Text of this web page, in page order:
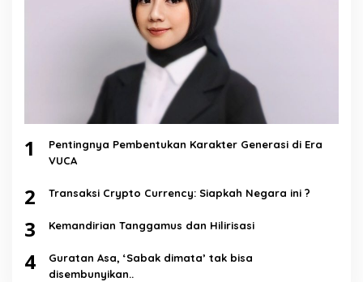
1
Pentingnya Pembentukan Karakter Generasi di Era
VUCA
2 Transaksi Crypto Currency: Siapkah Negara ini ?
3 Kemandirian Tanggamus dan Hilirisasi
4
Guratan Asa, ‘Sabak dimata’ tak bisa
disembunyikan..